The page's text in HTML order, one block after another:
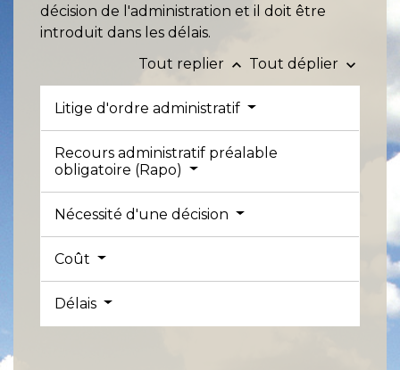
décision de l'administration et il doit être
introduit dans les délais.
Tout replier keyboard_arrow_up Tout déplier keyboard_arrow_down
Litige d'ordre administratif
Recours administratif préalable
obligatoire (Rapo)
Nécessité d'une décision
Coût
Délais